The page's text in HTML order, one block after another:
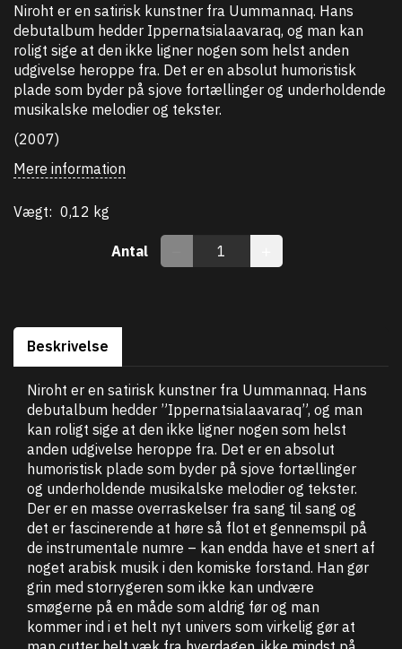
Niroht er en satirisk kunstner fra Uummannaq. Hans
debutalbum hedder Ippernatsialaavaraq, og man kan
roligt sige at den ikke ligner nogen som helst anden
udgivelse heroppe fra. Det er en absolut humoristisk
plade som byder på sjove fortællinger og underholdende
musikalske melodier og tekster.
(2007)
Mere information
Vægt: 0,12 kg
Antal
Beskrivelse
Niroht er en satirisk kunstner fra Uummannaq. Hans
debutalbum hedder ”Ippernatsialaavaraq”, og man
kan roligt sige at den ikke ligner nogen som helst
anden udgivelse heroppe fra. Det er en absolut
humoristisk plade som byder på sjove fortællinger
og underholdende musikalske melodier og tekster.
Der er en masse overraskelser fra sang til sang og
det er fascinerende at høre så flot et gennemspil på
de instrumentale numre – kan endda have et snert af
noget arabisk musik i den komiske forstand. Han gør
grin med storrygeren som ikke kan undvære
smøgerne på en måde som aldrig før og man
kommer ind i et helt nyt univers som virkelig gør at